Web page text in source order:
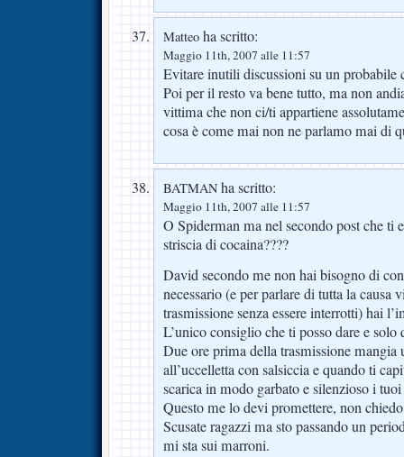
Matteo ha scritto:
Maggio 11th, 2007 alle 11:57
Evitare inutili discussioni su un
Poi per il resto va bene tutto, ma non
vittima che non ci/ti appartiene
cosa è come mai non ne parlamo mai di
BATMAN ha scritto:
Maggio 11th, 2007 alle 11:57
O Spiderman ma nel secondo post che ti
striscia di cocaina????
David secondo me non hai bisogno di
necessario (e per parlare di tutta la causa
trasmissione senza essere interrotti) hai
L’unico consiglio che ti posso dare e
Due ore prima della trasmissione
all’uccelletta con salsiccia e quando ti
scarica in modo garbato e silenzioso i
Questo me lo devi promettere, non
Scusate ragazzi ma sto passando un
mi sta sui marroni.